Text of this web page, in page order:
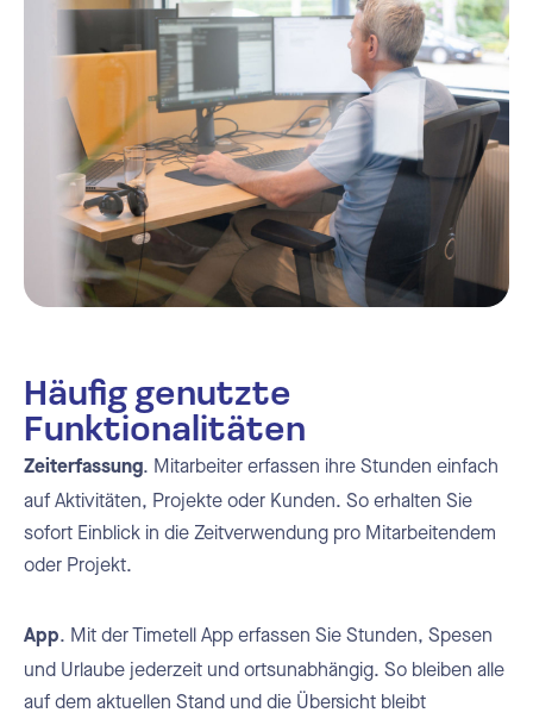
Häufig genutzte
Funktionalitäten
Zeiterfassung. Mitarbeiter erfassen ihre Stunden einfach
auf Aktivitäten, Projekte oder Kunden. So erhalten Sie
sofort Einblick in die Zeitverwendung pro Mitarbeitendem
oder Projekt.
App. Mit der Timetell App erfassen Sie Stunden, Spesen
und Urlaube jederzeit und ortsunabhängig. So bleiben alle
auf dem aktuellen Stand und die Übersicht bleibt